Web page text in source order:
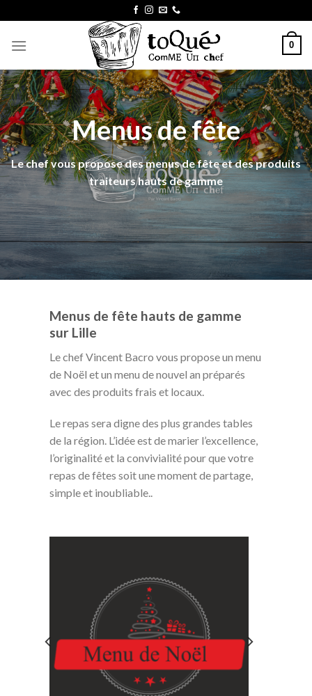
to
content
0
Menus de fête
Le chef vous propose des menus de fête et des produits
traiteurs hauts de gamme
Menus de fête hauts de gamme
sur Lille
Le chef Vincent Bacro vous propose un menu
de Noël et un menu de nouvel an préparés
avec des produits frais et locaux.
Le repas sera digne des plus grandes tables
de la région. L’idée est de marier l’excellence,
l’originalité et la convivialité pour que votre
repas de fêtes soit une moment de partage,
simple et inoubliable..